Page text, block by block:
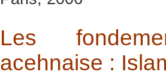
Les
acehnaise :